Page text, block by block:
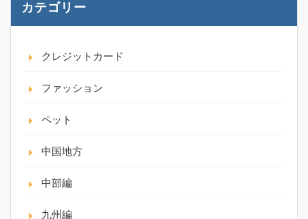
カテゴリー
クレジットカード
ファッション
ペット
中国地方
中部編
九州編